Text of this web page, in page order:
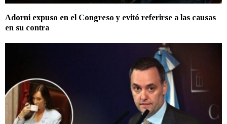
Adorni expuso en el Congreso y evitó referirse a las causas
en su contra